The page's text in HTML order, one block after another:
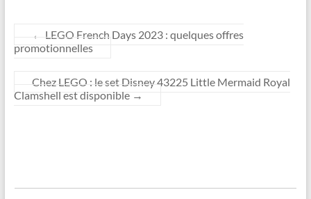
←
LEGO French Days 2023 : quelques offres
promotionnelles
Chez LEGO : le set Disney 43225 Little Mermaid Royal
Clamshell est disponible →